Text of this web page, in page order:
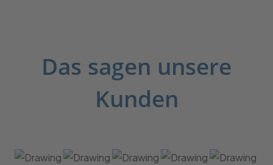
Das sagen unsere
Kunden